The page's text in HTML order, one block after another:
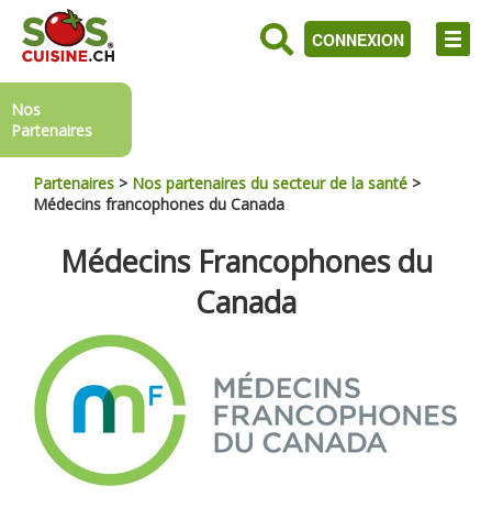
CONNEXION
Nos
Partenaires
Partenaires > Nos partenaires du secteur de la santé >
Médecins francophones du Canada
Médecins Francophones du
Canada